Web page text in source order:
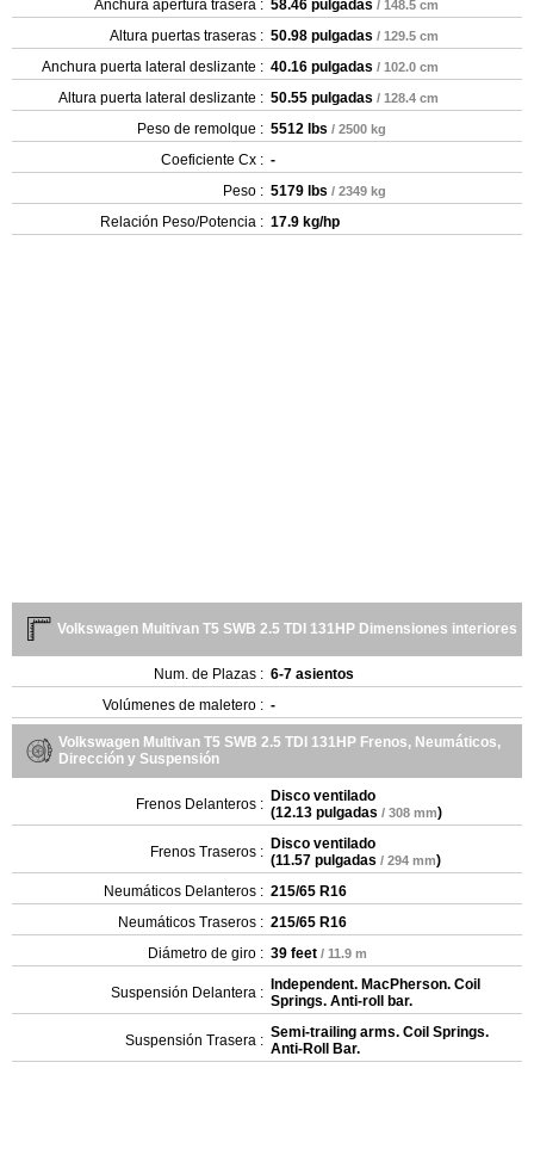
Anchura apertura trasera : 58.46 pulgadas / 148.5 cm
Altura puertas traseras : 50.98 pulgadas / 129.5 cm
Anchura puerta lateral deslizante : 40.16 pulgadas / 102.0 cm
Altura puerta lateral deslizante : 50.55 pulgadas / 128.4 cm
Peso de remolque : 5512 lbs / 2500 kg
Coeficiente Cx : -
Peso : 5179 lbs / 2349 kg
Relación Peso/Potencia : 17.9 kg/hp
Volkswagen Multivan T5 SWB 2.5 TDI 131HP Dimensiones interiores
Num. de Plazas : 6-7 asientos
Volúmenes de maletero : -
Volkswagen Multivan T5 SWB 2.5 TDI 131HP Frenos, Neumáticos,
Dirección y Suspensión
Frenos Delanteros : Disco ventilado
(12.13 pulgadas / 308 mm)
Frenos Traseros : Disco ventilado
(11.57 pulgadas / 294 mm)
Neumáticos Delanteros : 215/65 R16
Neumáticos Traseros : 215/65 R16
Diámetro de giro : 39 feet / 11.9 m
Suspensión Delantera :
Independent. MacPherson. Coil
Springs. Anti-roll bar.
Suspensión Trasera : Semi-trailing arms. Coil Springs.
Anti-Roll Bar.